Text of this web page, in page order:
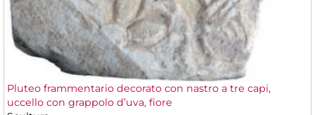
Pluteo frammentario decorato con nastro a tre capi,
uccello con grappolo d’uva, fiore